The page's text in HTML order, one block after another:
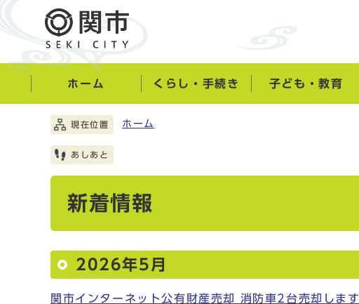
ホーム くらし・手続き 子ども・教育
現在位置 ホーム
あしあと
新着情報
2026年5月
関市インターネット公有財産売却 消防車2台売却します